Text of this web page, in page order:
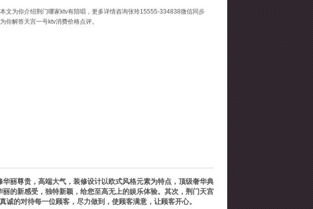
本文为你介绍荆门哪家ktv有陪唱，更多详情咨询张玲15555-334838微信同步
为你解答天宫一号ktv消费价格点评。
丽尊贵，高端大气，装修设计以欧式风格元素为特点，顶级奢华典
的新感受，独特新颖，给您至高无上的娱乐体验。其次，荆门天宫
的对待每一位顾客，尽力做到，使顾客满意，让顾客开心。